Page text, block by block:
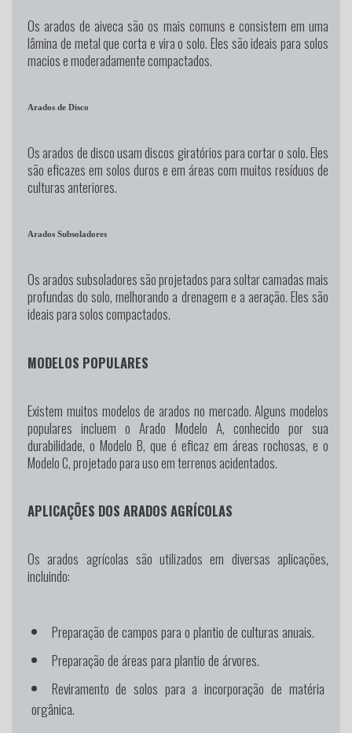
Os arados de aiveca são os mais comuns e consistem em uma
lâmina de metal que corta e vira o solo. Eles são ideais para solos
macios e moderadamente compactados.
Arados de Disco
Os arados de disco usam discos giratórios para cortar o solo. Eles
são eficazes em solos duros e em áreas com muitos resíduos de
culturas anteriores.
Arados Subsoladores
Os arados subsoladores são projetados para soltar camadas mais
profundas do solo, melhorando a drenagem e a aeração. Eles são
ideais para solos compactados.
MODELOS POPULARES
Existem muitos modelos de arados no mercado. Alguns modelos
populares incluem o Arado Modelo A, conhecido por sua
durabilidade, o Modelo B, que é eficaz em áreas rochosas, e o
Modelo C, projetado para uso em terrenos acidentados.
APLICAÇÕES DOS ARADOS AGRÍCOLAS
Os arados agrícolas são utilizados em diversas aplicações,
incluindo:
Preparação de campos para o plantio de culturas anuais.
Preparação de áreas para plantio de árvores.
Reviramento de solos para a incorporação de matéria
orgânica.